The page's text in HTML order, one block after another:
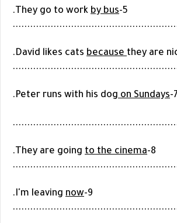
5-They go to work
by bus
.
becausethey are
7-Peter runs with his dog
on Sundays
.
8-They are going
to the cinema
.
9-I'm leaving
now
.